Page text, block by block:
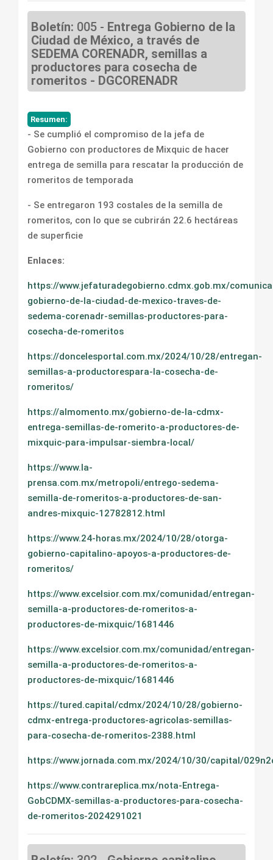
Boletín: 005 - Entrega Gobierno de la
Ciudad de México, a través de
SEDEMA CORENADR, semillas a
productores para cosecha de
romeritos - DGCORENADR
Resumen:
- Se cumplió el compromiso de la jefa de
Gobierno con productores de Mixquic de hacer
entrega de semilla para rescatar la producción de
romeritos de temporada
- Se entregaron 193 costales de la semilla de
romeritos, con lo que se cubrirán 22.6 hectáreas
de superficie
Enlaces:
https://www.jefaturadegobierno.cdmx.gob.mx/
gobierno-de-la-ciudad-de-mexico-traves-de-
sedema-corenadr-semillas-productores-para-
cosecha-de-romeritos
https://doncelesportal.com.mx/2024/10/28/entregan-
semillas-a-productorespara-la-cosecha-de-
romeritos/
https://almomento.mx/gobierno-de-la-cdmx-
entrega-semillas-de-romerito-a-productores-de-
mixquic-para-impulsar-siembra-local/
https://www.la-
prensa.com.mx/metropoli/entrego-sedema-
semilla-de-romeritos-a-productores-de-san-
andres-mixquic-12782812.html
https://www.24-horas.mx/2024/10/28/otorga-
gobierno-capitalino-apoyos-a-productores-de-
romeritos/
https://www.excelsior.com.mx/comunidad/entregan-
semilla-a-productores-de-romeritos-a-
productores-de-mixquic/1681446
https://www.excelsior.com.mx/comunidad/entregan-
semilla-a-productores-de-romeritos-a-
productores-de-mixquic/1681446
https://tured.capital/cdmx/2024/10/28/gobierno-
cdmx-entrega-productores-agricolas-semillas-
para-cosecha-de-romeritos-2388.html
https://www.jornada.com.mx/2024/10/30/capital/
https://www.contrareplica.mx/nota-Entrega-
GobCDMX-semillas-a-productores-para-cosecha-
de-romeritos-2024291021